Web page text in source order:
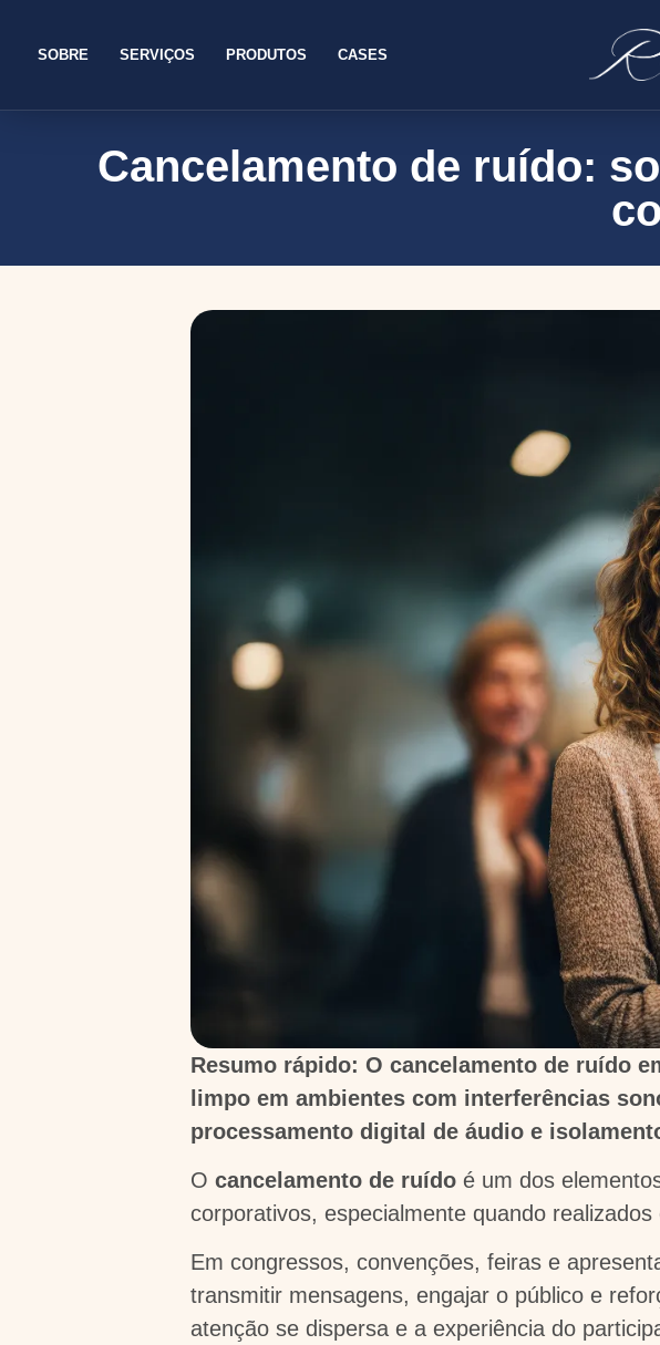
SOBRE SERVIÇOS PRODUTOS CASES
Cancelamento de ruído:
Resumo rápido: O cancelamento de ruído
limpo em ambientes com interferências
processamento digital de áudio e
O cancelamento de ruído é um dos
corporativos, especialmente quando
Em congressos, convenções, feiras e
transmitir mensagens, engajar o público e
atenção se dispersa e a experiência do